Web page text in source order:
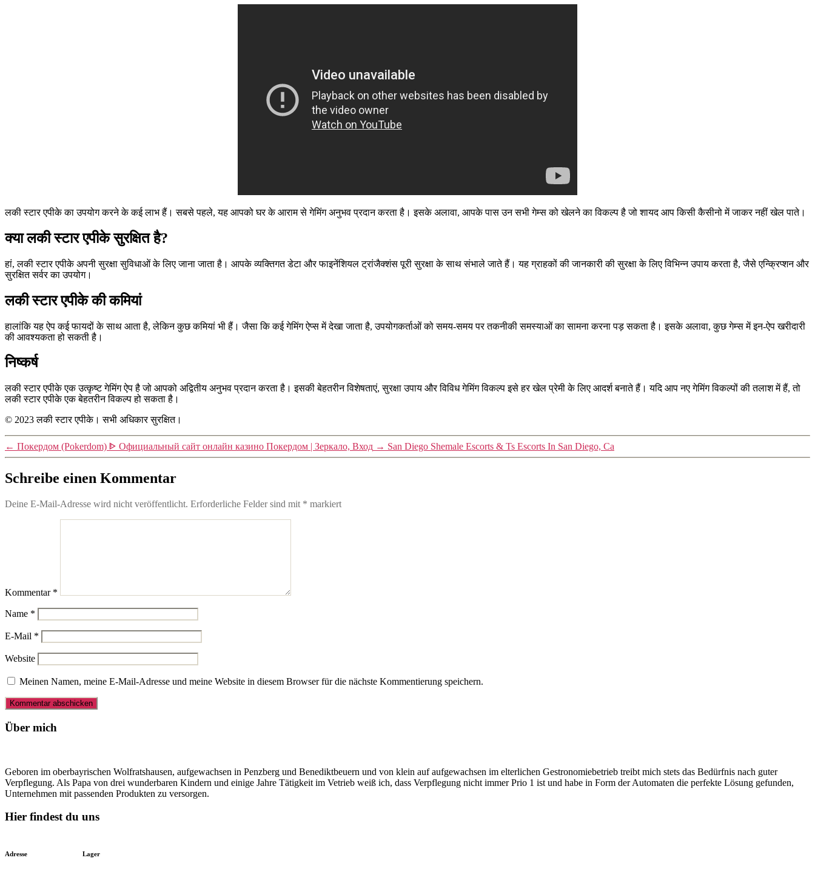
लकी स्टार एपीके का उपयोग करने के कई लाभ हैं। सबसे पहले, यह आपको घर के आराम से गेमिंग अनुभव प्रदान करता है। इसके अलावा, आपके पास उन सभी गेम्स को खेलने का विकल्प है जो शायद आप किसी कैसीनो में जाकर नहीं खेल पाते।
क्या लकी स्टार एपीके सुरक्षित है?
हां, लकी स्टार एपीके अपनी सुरक्षा सुविधाओं के लिए जाना जाता है। आपके व्यक्तिगत डेटा और फाइनेंशियल ट्रांजैक्शंस पूरी सुरक्षा के साथ संभाले जाते हैं। यह ग्राहकों की जानकारी की सुरक्षा के लिए विभिन्न उपाय करता है, जैसे एन्क्रिप्शन और
सुरक्षित सर्वर का उपयोग।
लकी स्टार एपीके की कमियां
हालांकि यह ऐप कई फायदों के साथ आता है, लेकिन कुछ कमियां भी हैं। जैसा कि कई गेमिंग ऐप्स में देखा जाता है, उपयोगकर्ताओं को समय-समय पर तकनीकी समस्याओं का सामना करना पड़ सकता है। इसके अलावा, कुछ गेम्स में इन-ऐप खरीदारी
की आवश्यकता हो सकती है।
निष्कर्ष
लकी स्टार एपीके एक उत्कृष्ट गेमिंग ऐप है जो आपको अद्वितीय अनुभव प्रदान करता है। इसकी बेहतरीन विशेषताएं, सुरक्षा उपाय और विविध गेमिंग विकल्प इसे हर खेल प्रेमी के लिए आदर्श बनाते हैं। यदि आप नए गेमिंग विकल्पों की तलाश में हैं, तो
लकी स्टार एपीके एक बेहतरीन विकल्प हो सकता है।
© 2023 लकी स्टार एपीके। सभी अधिकार सुरक्षित।
← Покердом (Pokerdom) ᐈ Официальный сайт онлайн казино Покердом | Зеркало, Вход → San Diego Shemale Escorts & Ts Escorts In San Diego, Ca
Schreibe einen Kommentar
Deine E-Mail-Adresse wird nicht veröffentlicht. Erforderliche Felder sind mit * markiert
Kommentar *
Name *
E-Mail *
Website
Meinen Namen, meine E-Mail-Adresse und meine Website in diesem Browser für die nächste Kommentierung speichern.
Über mich
Geboren im oberbayrischen Wolfratshausen, aufgewachsen in Penzberg und Benediktbeuern und von klein auf aufgewachsen im elterlichen Gestronomiebetrieb treibt mich stets das Bedürfnis nach guter
Verpflegung. Als Papa von drei wunderbaren Kindern und einige Jahre Tätigkeit im Vetrieb weiß ich, dass Verpflegung nicht immer Prio 1 ist und habe in Form der Automaten die perfekte Lösung gefunden,
Unternehmen mit passenden Produkten zu versorgen.
Hier findest du uns
Adresse Lager